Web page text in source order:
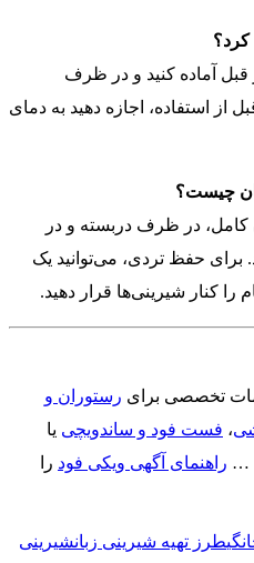
کرد؟
قبل آماده کنید و در ظرف
از استفاده، اجازه دهید به دمای
چیست؟
در ظرف دربسته و در
حفظ تردی، می‌توانید یک
کنار شیرینی‌ها قرار دهید.
تخصصی برای رستوران و
، فست فود و ساندویچی یا
… راهنمای آگهی ویکی فود را
طرز تهیه شیرینی زبانشیرینی